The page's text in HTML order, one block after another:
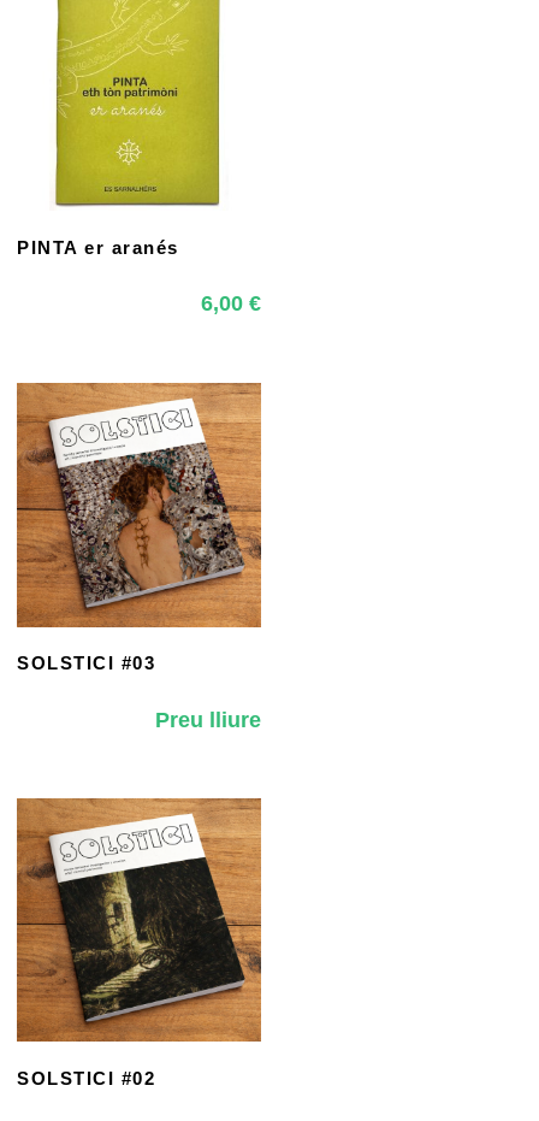
PINTA er aranés
6,00 €
SOLSTICI #03
Preu lliure
SOLSTICI #02